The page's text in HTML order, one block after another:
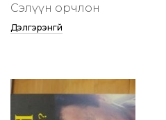
Сэлүүн орчлон
Дэлгэрэнгүй